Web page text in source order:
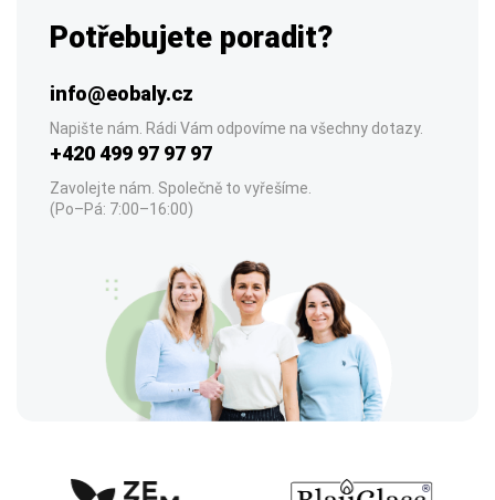
Potřebujete poradit?
info@eobaly.cz
Napište nám. Rádi Vám odpovíme na všechny dotazy.
+420 499 97 97 97
Zavolejte nám. Společně to vyřešíme.
(Po–Pá: 7:00–16:00)